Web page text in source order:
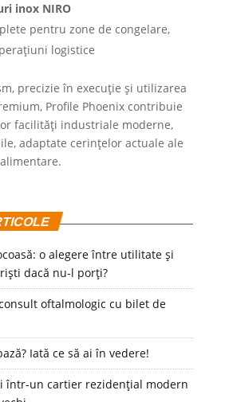
inox NIRO
pentru zone de congelare,
logistice
precizie în execuție și utilizarea
Profile Phoenix contribuie
facilități industriale moderne,
adaptate cerințelor actuale ale
o alegere între utilitate și
dacă nu-l porți?
oftalmologic cu bilet de
Iată ce să ai în vedere!
într-un cartier rezidențial modern